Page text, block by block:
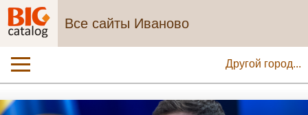
Все сайты Иваново
Другой город...